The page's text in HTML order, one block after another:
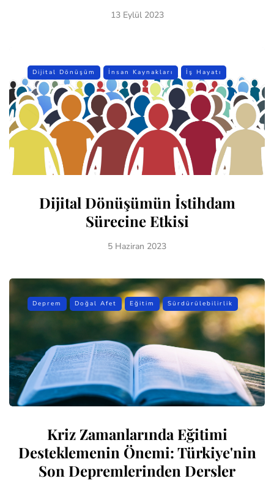
13 Eylül 2023
Dijital Dönüşüm İnsan Kaynakları İş Hayatı
Dijital Dönüşümün İstihdam
Sürecine Etkisi
5 Haziran 2023
Deprem Doğal Afet Eğitim Sürdürülebilirlik
Kriz Zamanlarında Eğitimi
Desteklemenin Önemi: Türkiye'nin
Son Depremlerinden Dersler